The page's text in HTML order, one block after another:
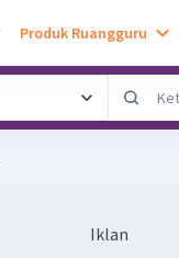
Produk Ruangguru
Iklan